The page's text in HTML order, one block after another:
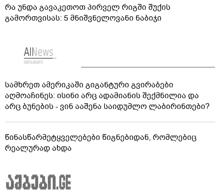
რა უნდა გავაკეთოთ პირველ რიგში შუქის
გამორთვისას: 5 მნიშვნელოვანი ნაბიჯი
სამხრეთ ამერიკაში გიგანტური გვირაბები
აღმოაჩინეს: ისინი არც ადამიანის შექმნილია და
არც ბუნების - ვინ ააშენა საიდუმლო ლაბირინთები?
წინასწარმეტყველებები წიგნებიდან, რომლებიც
რეალურად ახდა